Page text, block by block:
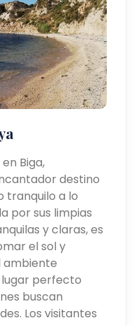
Biga,
destino
tranquilo a lo
por sus limpias
y claras, es
el sol y
ambiente
perfecto
buscan
Los visitantes